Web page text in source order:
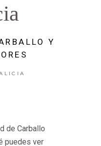
Y
de Carballo
puedes ver